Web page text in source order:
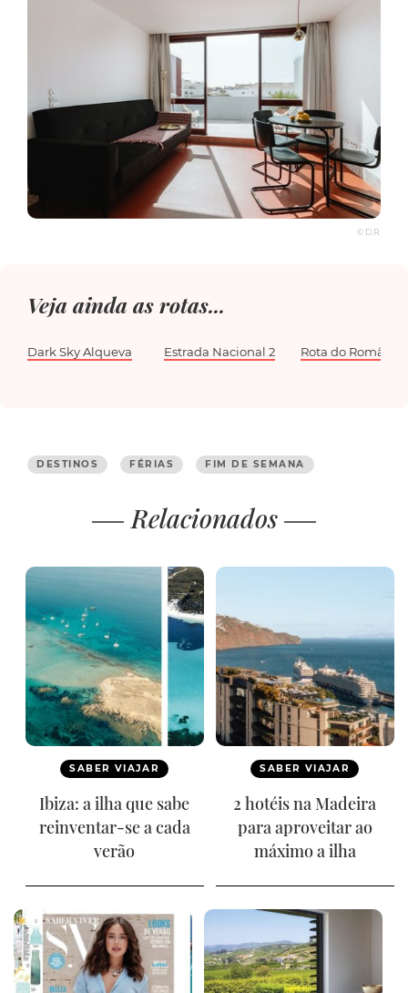
© D.R.
Veja ainda as rotas...
Dark Sky Alqueva Estrada Nacional 2 Rota do
DESTINOS FÉRIAS FIM DE SEMANA
Relacionados
SABER VIAJAR
Ibiza: a ilha que sabe
reinventar-se a cada
verão
SABER VIAJAR
2 hotéis na Madeira
para aproveitar ao
máximo a ilha